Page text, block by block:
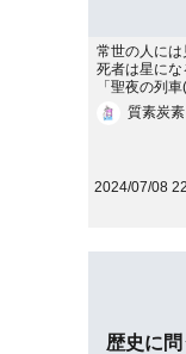
常世の人に
死者は星に
「聖夜の列
える景色を
か……
質素炭素
2024/07/08
歴史に